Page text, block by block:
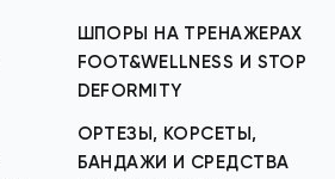
ШПОРЫ НА ТРЕНАЖЕРАХ
FOOT&WELLNESS И STOP
DEFORMITY
ОРТЕЗЫ, КОРСЕТЫ,
БАНДАЖИ И СРЕДСТВА